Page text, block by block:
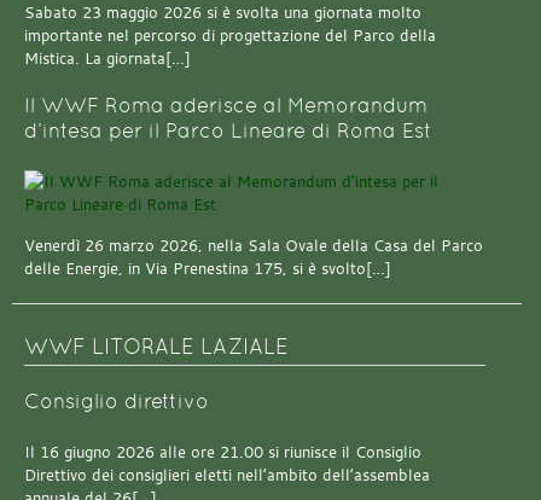
Sabato 23 maggio 2026 si è svolta una giornata molto
importante nel percorso di progettazione del Parco della
Mistica. La giornata[…]
Il WWF Roma aderisce al Memorandum
d’intesa per il Parco Lineare di Roma Est
Venerdì 26 marzo 2026, nella Sala Ovale della Casa del Parco
delle Energie, in Via Prenestina 175, si è svolto[…]
WWF LITORALE LAZIALE
Consiglio direttivo
Il 16 giugno 2026 alle ore 21.00 si riunisce il Consiglio
Direttivo dei consiglieri eletti nell’ambito dell’assemblea